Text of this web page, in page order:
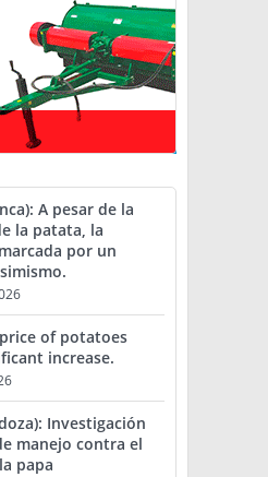
A pesar de la
la patata, la
por un
of potatoes
increase.
Investigación
manejo contra el
papa